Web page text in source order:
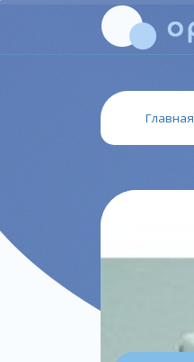
Главная